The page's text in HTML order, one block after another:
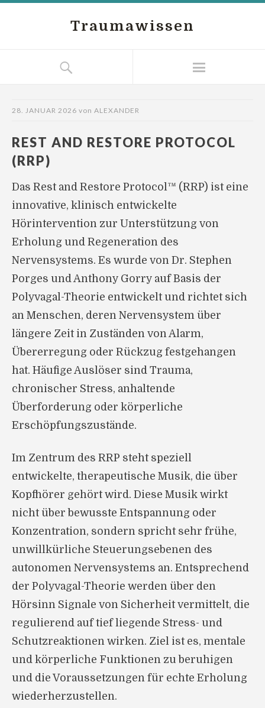
Traumawissen
28. JANUAR 2026 von ALEXANDER
REST AND RESTORE PROTOCOL
(RRP)
Das Rest and Restore Protocol™ (RRP) ist eine
innovative, klinisch entwickelte
Hörintervention zur Unterstützung von
Erholung und Regeneration des
Nervensystems. Es wurde von Dr. Stephen
Porges und Anthony Gorry auf Basis der
Polyvagal-Theorie entwickelt und richtet sich
an Menschen, deren Nervensystem über
längere Zeit in Zuständen von Alarm,
Übererregung oder Rückzug festgehangen
hat. Häufige Auslöser sind Trauma,
chronischer Stress, anhaltende
Überforderung oder körperliche
Erschöpfungszustände.
Im Zentrum des RRP steht speziell
entwickelte, therapeutische Musik, die über
Kopfhörer gehört wird. Diese Musik wirkt
nicht über bewusste Entspannung oder
Konzentration, sondern spricht sehr frühe,
unwillkürliche Steuerungsebenen des
autonomen Nervensystems an. Entsprechend
der Polyvagal-Theorie werden über den
Hörsinn Signale von Sicherheit vermittelt, die
regulierend auf tief liegende Stress- und
Schutzreaktionen wirken. Ziel ist es, mentale
und körperliche Funktionen zu beruhigen
und die Voraussetzungen für echte Erholung
wiederherzustellen.